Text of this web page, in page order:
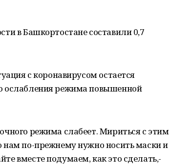
в Башкортостане составили 0,7
с коронавирусом остается
ослабления режима повышенной
режима слабеет. Мириться с этим
по-прежнему нужно носить маски и
вместе подумаем, как это сделать,-